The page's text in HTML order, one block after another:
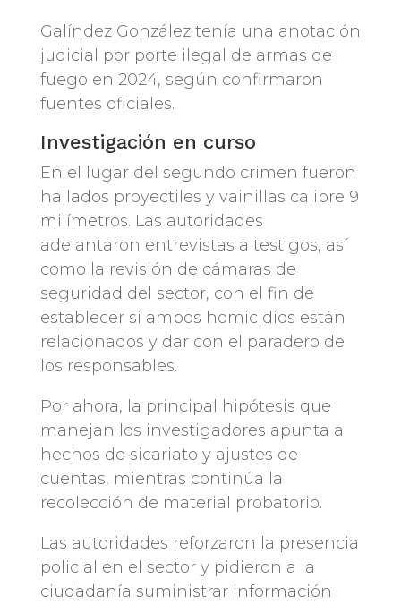
Galíndez González tenía una anotación
judicial por porte ilegal de armas de
fuego en 2024, según confirmaron
fuentes oficiales.
Investigación en curso
En el lugar del segundo crimen fueron
hallados proyectiles y vainillas calibre 9
milímetros. Las autoridades
adelantaron entrevistas a testigos, así
como la revisión de cámaras de
seguridad del sector, con el fin de
establecer si ambos homicidios están
relacionados y dar con el paradero de
los responsables.
Por ahora, la principal hipótesis que
manejan los investigadores apunta a
hechos de sicariato y ajustes de
cuentas, mientras continúa la
recolección de material probatorio.
Las autoridades reforzaron la presencia
policial en el sector y pidieron a la
ciudadanía suministrar información